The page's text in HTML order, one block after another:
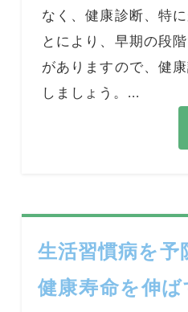
なく、健康診断、特
とにより、早期の段
がありますので、健
しましょう。...
生活習慣病を予
健康寿命を伸